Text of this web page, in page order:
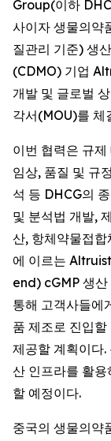
Group(이하
사이자 생물의약
질관리 기준) 생
(CDMO) 기업
개발 및 글로벌
각서(MOU)를 체
이번 협력은 규제
임상, 품질 및 규
석 등 DHCG의
및 분석법 개발,
산, 항체약물접
에 이르는
end) cGMP 생산
통해 고객사들에
품 제조로 진입
제공할 계획이다.
산 인프라를 활
할 예정이다.
중국의 생물의약